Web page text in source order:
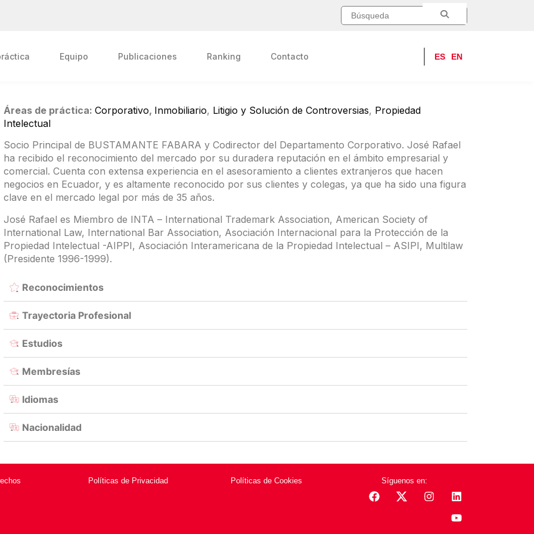
Equipo Publicaciones Ranking Contacto ES EN
Áreas de práctica: Corporativo, Inmobiliario, Litigio y Solución de Controversias, Propiedad
Intelectual
Socio Principal de BUSTAMANTE FABARA y Codirector del Departamento Corporativo. José Rafael
ha recibido el reconocimiento del mercado por su duradera reputación en el ámbito empresarial y
comercial. Cuenta con extensa experiencia en el asesoramiento a clientes extranjeros que hacen
negocios en Ecuador, y es altamente reconocido por sus clientes y colegas, ya que ha sido una figura
clave en el mercado legal por más de 35 años.
José Rafael es Miembro de INTA – International Trademark Association, American Society of
International Law, International Bar Association, Asociación Internacional para la Protección de la
Propiedad Intelectual -AIPPI, Asociación Interamericana de la Propiedad Intelectual – ASIPI, Multilaw
(Presidente 1996-1999).
Reconocimientos
Trayectoria Profesional
Estudios
Membresías
Idiomas
Nacionalidad
Políticas de Privacidad Políticas de Cookies Síguenos en: